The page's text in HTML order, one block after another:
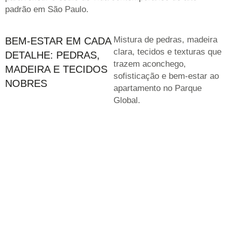
padrão em São Paulo.
BEM-ESTAR EM CADA
DETALHE: PEDRAS,
MADEIRA E TECIDOS
NOBRES
Mistura de pedras, madeira
clara, tecidos e texturas que
trazem aconchego,
sofisticação e bem-estar ao
apartamento no Parque
Global.